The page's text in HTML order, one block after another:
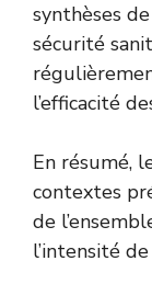
synthèses de
sécurité
l’efficacité
En résumé,
contextes
de
l’intensité